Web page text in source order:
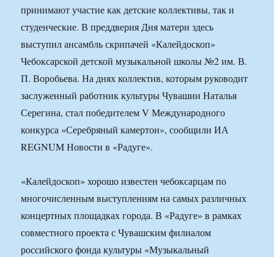
принимают участие как детские коллективы, так и
студенческие. В преддверия Дня матери здесь
выступил ансамбль скрипачей «Калейдоскоп»
Чебоксарской детской музыкальной школы №2 им. В.
П. Воробьева. На днях коллектив, которым руководит
заслуженный работник культуры Чувашии Наталья
Серегина, стал победителем V Международного
конкурса «Серебряный камертон», сообщили ИА
REGNUM Новости в «Радуге».
«Калейдоскоп» хорошо известен чебоксарцам по
многочисленным выступлениям на самых различных
концертных площадках города. В «Радуге» в рамках
совместного проекта с Чувашским филиалом
российского фонда культуры «Музыкальный